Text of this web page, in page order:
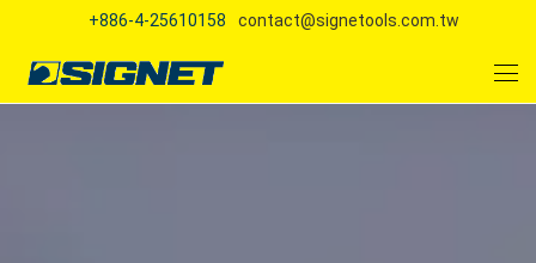
+886-4-25610158 contact@signetools.com.tw